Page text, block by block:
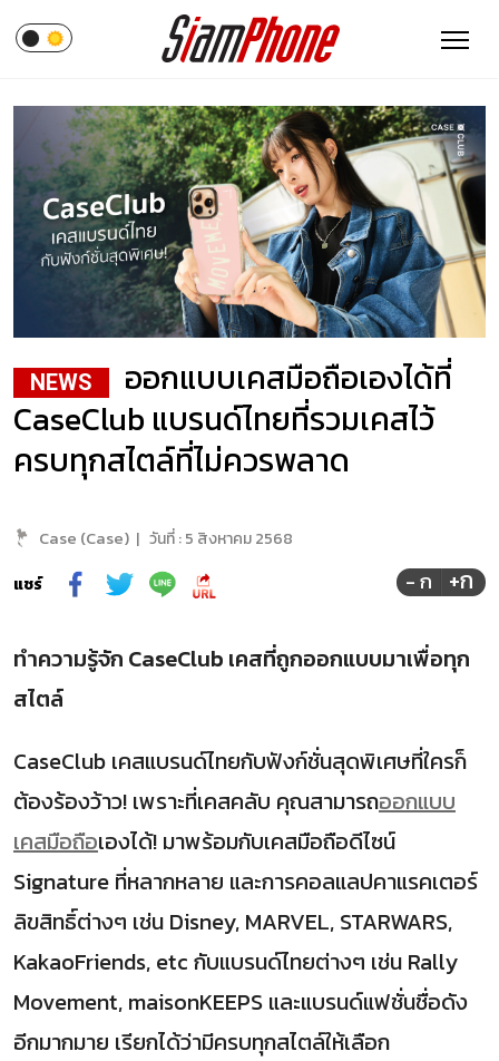
NEWS
ออกแบบเคสมือถือเองได้ที่
CaseClub แบรนด์ไทยที่รวมเคสไว้
ครบทุกสไตล์ที่ไม่ควรพลาด
Case (Case) | วันที่ :5 สิงหาคม 2568
แชร์
- ก +ก
ทำความรู้จัก CaseClub เคสที่ถูกออกแบบมาเพื่อทุก
สไตล์
CaseClub เคสแบรนด์ไทยกับฟังก์ชั่นสุดพิเศษที่ใครก็
ต้องร้องว้าว! เพราะที่เคสคลับ คุณสามารถออกแบบ
เคสมือถือเองได้! มาพร้อมกับเคสมือถือดีไซน์
Signature ที่หลากหลาย และการคอลแลปคาแรคเตอร์
ลิขสิทธิ์ต่างๆ เช่น Disney, MARVEL, STARWARS,
KakaoFriends, etc กับแบรนด์ไทยต่างๆ เช่น Rally
Movement, maisonKEEPS และแบรนด์แฟชั่นชื่อดัง
อีกมากมาย เรียกได้ว่ามีครบทุกสไตล์ให้เลือก